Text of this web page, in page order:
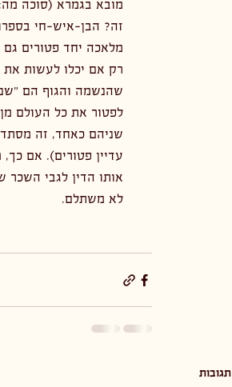
מובא בגמרא (סוכה
זה? הבן-איש-חי
מלאכה יחד פטורים
רק אם יכלו לעשות את
שהנשמה והגוף הם
לפטור את כל העולם
שניהם כאחד, זה
עדיין פטורים). אם
אותו הדין לגבי
לא משתלם.
תגובות